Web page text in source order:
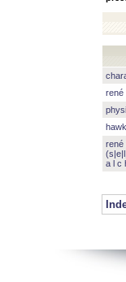
rené
rené
a l c